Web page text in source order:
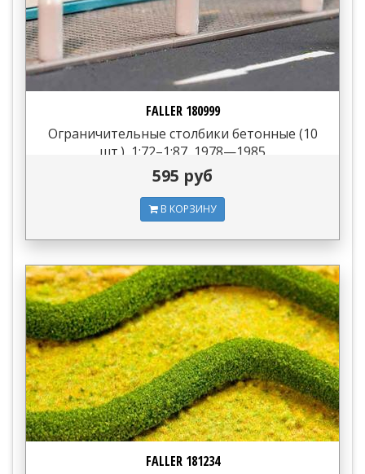
FALLER 180999
Ограничительные столбики бетонные (10
шт.), 1:72–1:87, 1978—1985
595 руб
В КОРЗИНУ
FALLER 181234